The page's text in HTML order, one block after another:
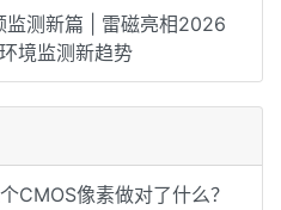
监测新篇 | 雷磁亮相2026
境监测新趋势
CMOS像素做对了什么？